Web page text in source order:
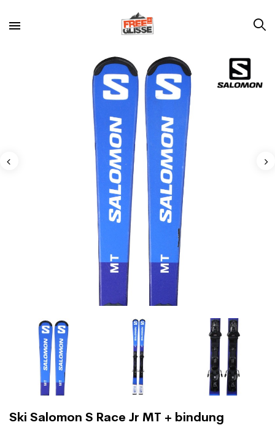
Ski Salomon S Race Jr MT + bindung